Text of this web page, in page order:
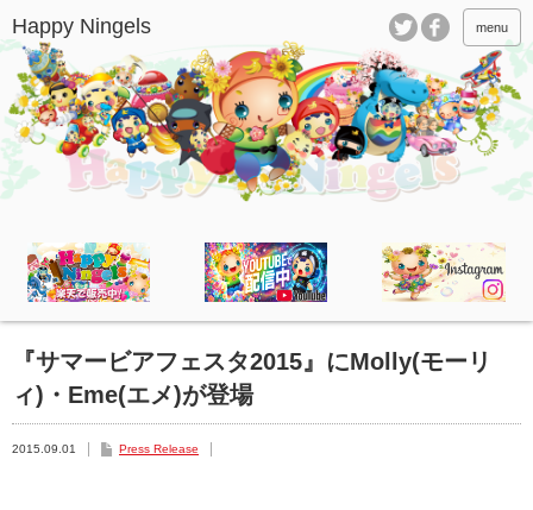
menu
『サマービアフェスタ2015』にMolly(モーリ
ィ)・Eme(エメ)が登場
2015.09.01 Press Release